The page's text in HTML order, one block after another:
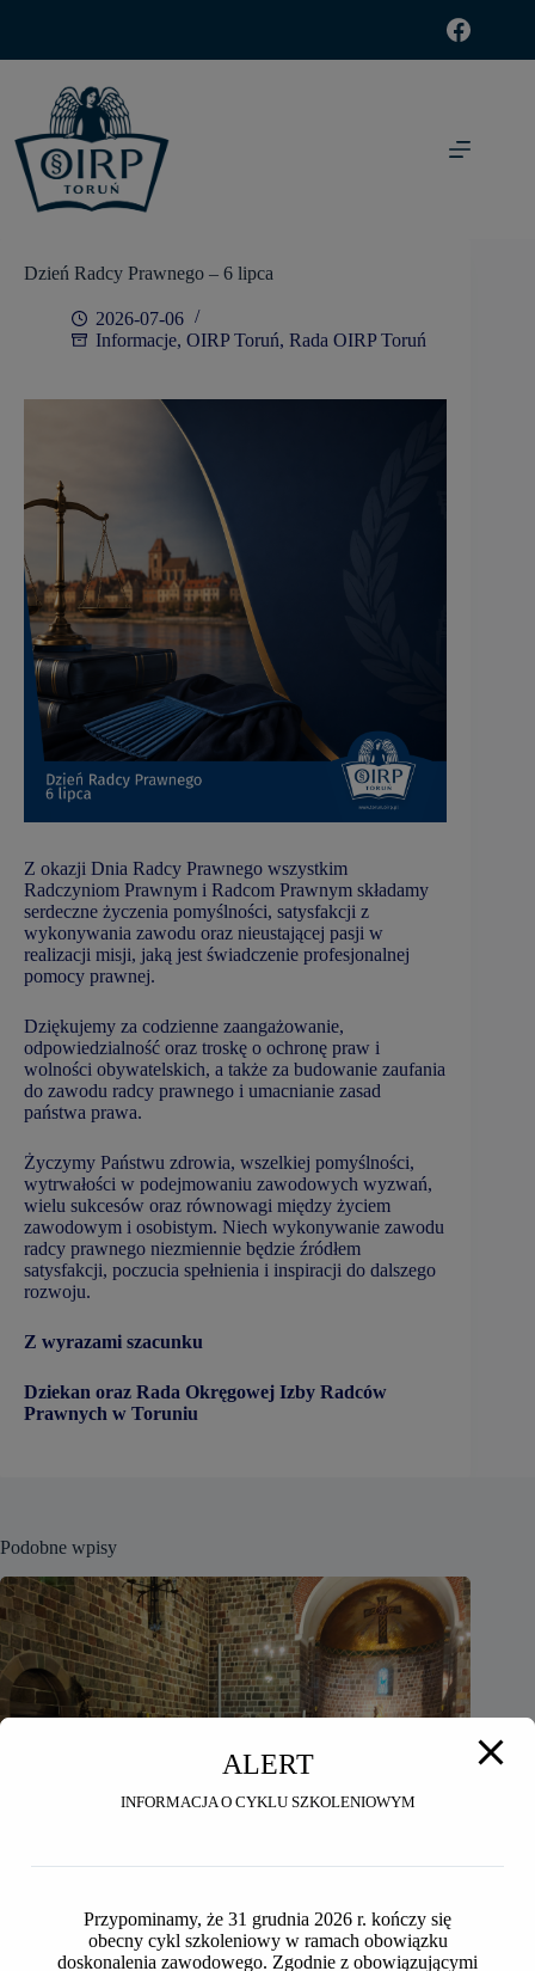
Dzień Radcy Prawnego – 6 lipca
2026-07-06
Informacje, OIRP Toruń, Rada OIRP Toruń
Z okazji Dnia Radcy Prawnego wszystkim
Radczyniom Prawnym i Radcom Prawnym składamy
serdeczne życzenia pomyślności, satysfakcji z
wykonywania zawodu oraz nieustającej pasji w
realizacji misji, jaką jest świadczenie profesjonalnej
pomocy prawnej.
Dziękujemy za codzienne zaangażowanie,
odpowiedzialność oraz troskę o ochronę praw i
wolności obywatelskich, a także za budowanie zaufania
do zawodu radcy prawnego i umacnianie zasad
państwa prawa.
Życzymy Państwu zdrowia, wszelkiej pomyślności,
wytrwałości w podejmowaniu zawodowych wyzwań,
wielu sukcesów oraz równowagi między życiem
zawodowym i osobistym. Niech wykonywanie zawodu
radcy prawnego niezmiennie będzie źródłem
satysfakcji, poczucia spełnienia i inspiracji do dalszego
rozwoju.
Z wyrazami szacunku
Dziekan oraz Rada Okręgowej Izby Radców
Prawnych w Toruniu
Podobne wpisy
ALERT
INFORMACJA O CYKLU SZKOLENIOWYM
Przypominamy, że 31 grudnia 2026 r. kończy się
obecny cykl szkoleniowy w ramach obowiązku
doskonalenia zawodowego. Zgodnie z obowiązującymi